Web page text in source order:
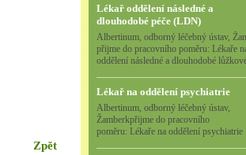
Zpět
Lékař oddělení následné a
dlouhodobé péče (LDN)
Albertinum, odborný léčebný ústav,
přijme do pracovního poměru: Lékaře
oddělení následné a dlouhodobé
Lékař na oddělení psychiatrie
Albertinum, odborný léčebný ústav,
Žamberkpřijme do pracovního
poměru: Lékaře na oddělení